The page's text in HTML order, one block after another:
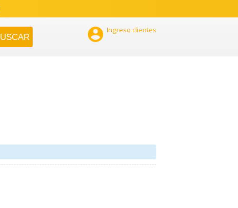
 Ingreso clientes